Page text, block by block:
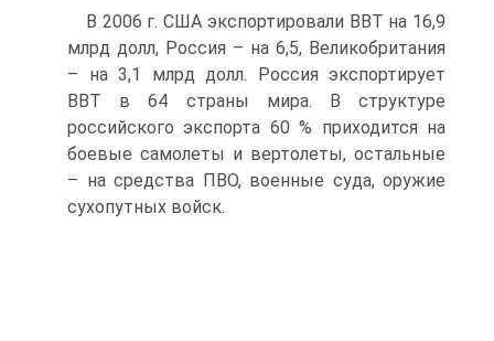
В 2006 г. США экспортировали ВВТ на 16,9
млрд долл, Россия – на 6,5, Великобритания
– на 3,1 млрд долл. Россия экспортирует
ВВТ в 64 страны мира. В структуре
российского экспорта 60 % приходится на
боевые самолеты и вертолеты, остальные
– на средства ПВО, военные суда, оружие
сухопутных войск.